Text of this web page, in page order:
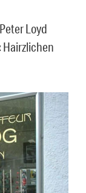
Loyd
Hairzlichen